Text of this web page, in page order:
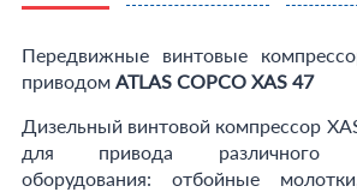
Передвижные винтовые
приводом ATLAS COPCO XAS 47
Дизельный винтовой компрессор
для привода различного
оборудования: отбойные